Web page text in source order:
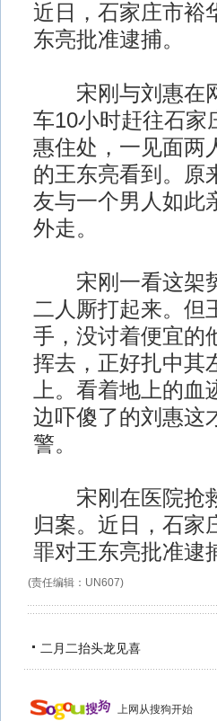
近日，石家庄市裕
东亮批准逮捕。
宋刚与刘惠在网
车10小时赶往石家
惠住处，一见面两
的王东亮看到。原
友与一个男人如此
外走。
宋刚一看这架势
二人厮打起来。但
手，没讨着便宜的
挥去，正好扎中其
上。看着地上的
边吓傻了的刘惠这
警。
宋刚在医院抢救
归案。近日，石家
罪对王东亮批准逮
(责任编辑：UN607)
二月二抬头龙见喜
上网从搜狗开始